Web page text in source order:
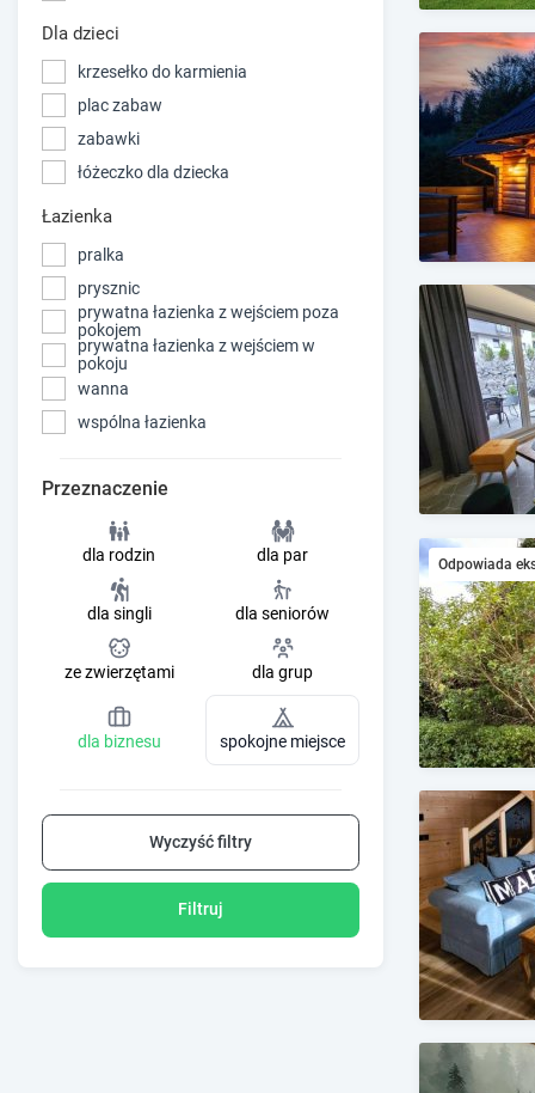
Dla dzieci
krzesełko do karmienia
plac zabaw
zabawki
łóżeczko dla dziecka
Łazienka
pralka
prysznic
prywatna łazienka z wejściem poza
pokojem
prywatna łazienka z wejściem w
pokoju
wanna
wspólna łazienka
Przeznaczenie
dla rodzin dla par
dla singli dla seniorów
ze zwierzętami dla grup
dla biznesu spokojne miejsce
Wyczyść filtry
Filtruj
Odpowiada